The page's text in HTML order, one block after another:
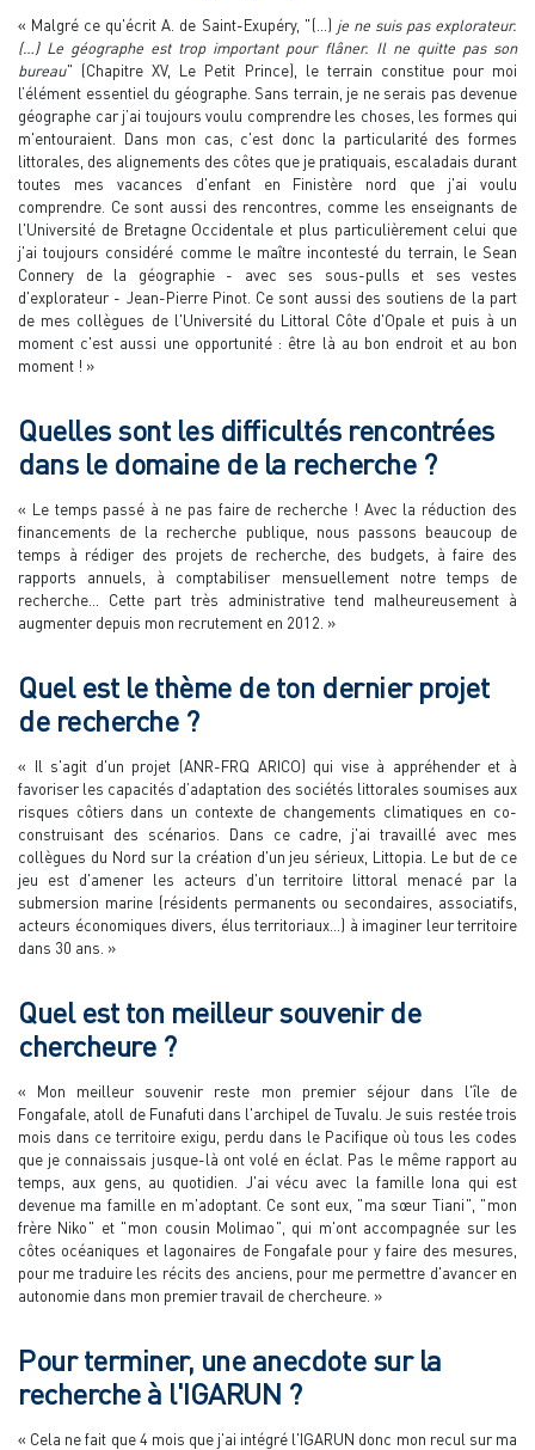
« Malgré ce qu'écrit A. de Saint-Exupéry, " (…) je ne suis pas explorateur.
(…) Le géographe est trop important pour flâner. Il ne quitte pas son
bureau" (Chapitre XV, Le Petit Prince), le terrain constitue pour moi
l’élément essentiel du géographe. Sans terrain, je ne serais pas devenue
géographe car j’ai toujours voulu comprendre les choses, les formes qui
m'entouraient. Dans mon cas, c'est donc la particularité des formes
littorales, des alignements des côtes que je pratiquais, escaladais durant
toutes mes vacances d'enfant en Finistère nord que j'ai voulu
comprendre. Ce sont aussi des rencontres, comme les enseignants de
l'Université de Bretagne Occidentale et plus particulièrement celui que
j'ai toujours considéré comme le maître incontesté du terrain, le Sean
Connery de la géographie - avec ses sous-pulls et ses vestes
d'explorateur - Jean-Pierre Pinot. Ce sont aussi des soutiens de la part
de mes collègues de l'Université du Littoral Côte d'Opale et puis à un
moment c'est aussi une opportunité : être là au bon endroit et au bon
moment ! »
Quelles sont les difficultés rencontrées
dans le domaine de la recherche ?
« Le temps passé à ne pas faire de recherche ! Avec la réduction des
financements de la recherche publique, nous passons beaucoup de
temps à rédiger des projets de recherche, des budgets, à faire des
rapports annuels, à comptabiliser mensuellement notre temps de
recherche… Cette part très administrative tend malheureusement à
augmenter depuis mon recrutement en 2012. »
Quel est le thème de ton dernier projet
de recherche ?
« Il s'agit d'un projet (ANR-FRQ ARICO) qui vise à appréhender et à
favoriser les capacités d’adaptation des sociétés littorales soumises aux
risques côtiers dans un contexte de changements climatiques en co-
construisant des scénarios. Dans ce cadre, j'ai travaillé avec mes
collègues du Nord sur la création d'un jeu sérieux, Littopia. Le but de ce
jeu est d'amener les acteurs d'un territoire littoral menacé par la
submersion marine (résidents permanents ou secondaires, associatifs,
acteurs économiques divers, élus territoriaux…) à imaginer leur territoire
dans 30 ans. »
Quel est ton meilleur souvenir de
chercheure ?
« Mon meilleur souvenir reste mon premier séjour dans l'île de
Fongafale, atoll de Funafuti dans l'archipel de Tuvalu. Je suis restée trois
mois dans ce territoire exigu, perdu dans le Pacifique où tous les codes
que je connaissais jusque-là ont volé en éclat. Pas le même rapport au
temps, aux gens, au quotidien. J'ai vécu avec la famille Iona qui est
devenue ma famille en m'adoptant. Ce sont eux, " ma sœur Tiani ", " mon
frère Niko " et " mon cousin Molimao ", qui m'ont accompagnée sur les
côtes océaniques et lagonaires de Fongafale pour y faire des mesures,
pour me traduire les récits des anciens, pour me permettre d'avancer en
autonomie dans mon premier travail de chercheure. »
Pour terminer, une anecdote sur la
recherche à l'IGARUN ?
« Cela ne fait que 4 mois que j'ai intégré l'IGARUN donc mon recul sur ma